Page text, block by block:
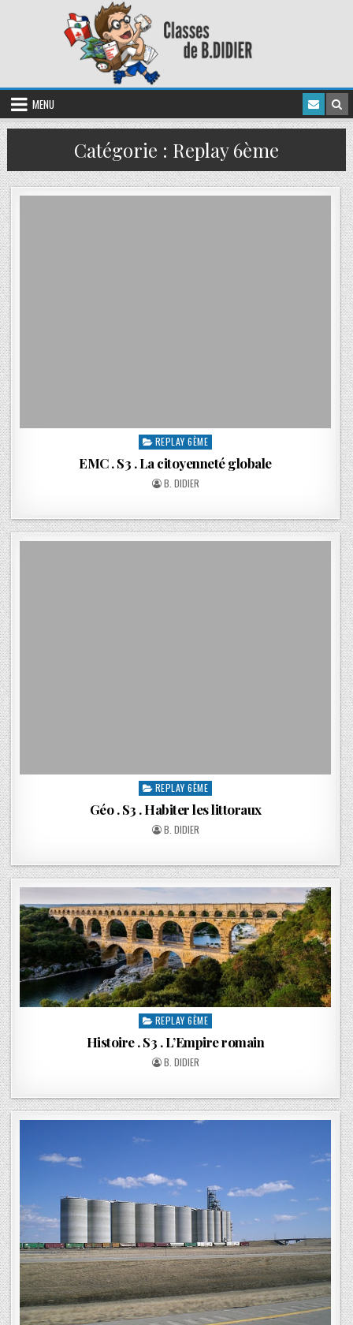
MENU
Catégorie : Replay 6ème
REPLAY 6ÈME
EMC . S3 . La citoyenneté globale
B. DIDIER
REPLAY 6ÈME
Géo . S3 . Habiter les littoraux
B. DIDIER
REPLAY 6ÈME
Histoire . S3 . L’Empire romain
B. DIDIER